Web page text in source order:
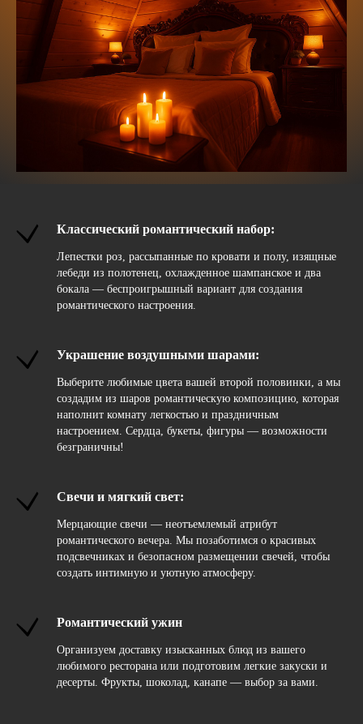
Классический романтический набор:
Лепестки роз, рассыпанные по кровати и полу, изящные
лебеди из полотенец, охлажденное шампанское и два
бокала — беспроигрышный вариант для создания
романтического настроения.
Украшение воздушными шарами:
Выберите любимые цвета вашей второй половинки, а мы
создадим из шаров романтическую композицию, которая
наполнит комнату легкостью и праздничным
настроением. Сердца, букеты, фигуры — возможности
безграничны!
Свечи и мягкий свет:
Мерцающие свечи — неотъемлемый атрибут
романтического вечера. Мы позаботимся о красивых
подсвечниках и безопасном размещении свечей, чтобы
создать интимную и уютную атмосферу.
Романтический ужин
Организуем доставку изысканных блюд из вашего
любимого ресторана или подготовим легкие закуски и
десерты. Фрукты, шоколад, канапе — выбор за вами.